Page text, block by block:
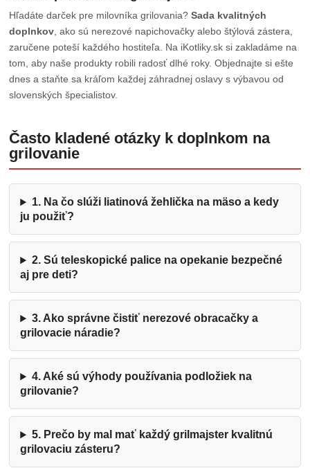
Hľadáte darček pre milovníka grilovania?Sada kvalitných
doplnkov, ako sú nerezové napichovačky alebo štýlová zástera,
zaručene poteší každého hostiteľa. Na iKotliky.sk si zakladáme na
tom, aby naše produkty robili radosť dlhé roky. Objednajte si ešte
dnes a staňte sa kráľom každej záhradnej oslavy s výbavou od
slovenských špecialistov.
Často kladené otázky k doplnkom na
grilovanie
1. Na čo slúži liatinová žehlička na mäso a kedy
ju použiť?
2. Sú teleskopické palice na opekanie bezpečné
aj pre deti?
3. Ako správne čistiť nerezové obracačky a
grilovacie náradie?
4. Aké sú výhody používania podložiek na
grilovanie?
5. Prečo by mal mať každý grilmajster kvalitnú
grilovaciu zásteru?